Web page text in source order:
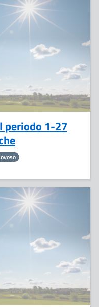
periodo 1-27